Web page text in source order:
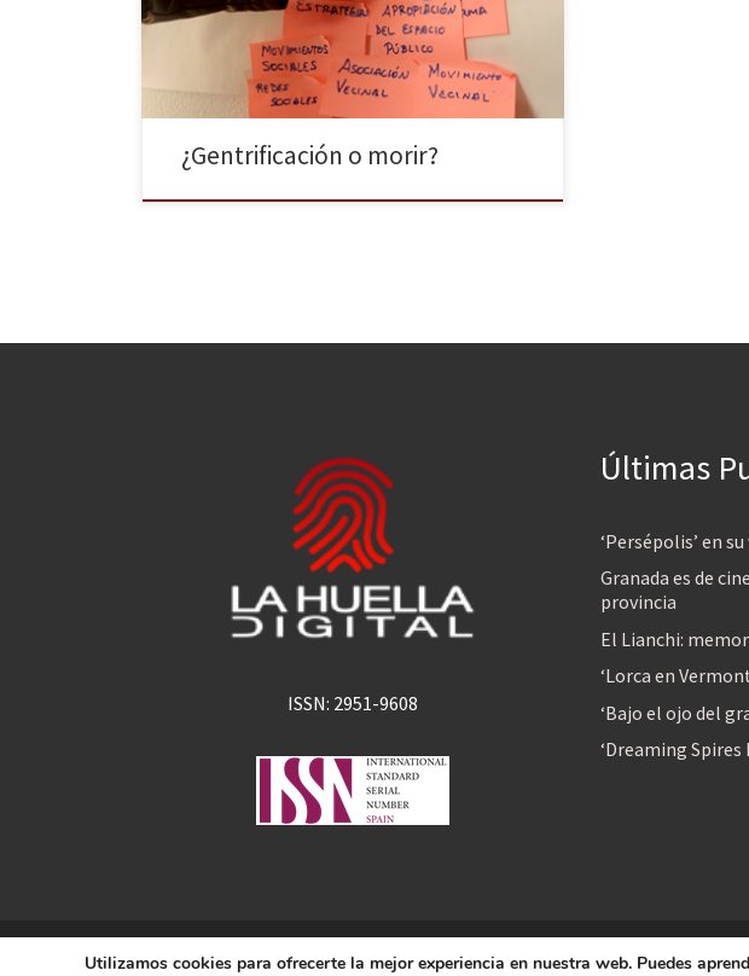
de las grandes ciudades como Madrid, Barcelona, San
Francisco o Nueva York. Daniel Sorando, sociólogo y
coescritor de […]
¿Gentrificación o morir?
ISSN: 2951-9608
Últimas
‘Persépolis’ en
Granada es de
provincia
El Lianchi:
‘Lorca en
‘Bajo el ojo del
‘Dreaming
© 2026La Huella Digital– Todos los derechos reservados
Utilizamos cookies para ofrecerte la mejor experiencia en nuestra web. Puedes